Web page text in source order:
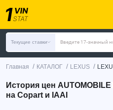
Текущие ставки Введите 17-значный
Главная / КАТАЛОГ / LEXUS /
История цен AUTOMOBILE
на Copart и IAAI